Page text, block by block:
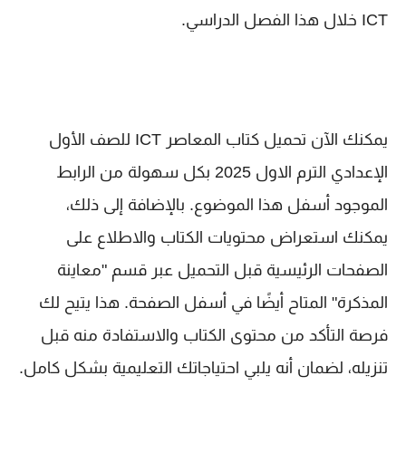
ICT خلال هذا الفصل الدراسي.
يمكنك الآن تحميل كتاب المعاصر ICT للصف الأول
الإعدادي الترم الاول 2025 بكل سهولة من الرابط
الموجود أسفل هذا الموضوع. بالإضافة إلى ذلك،
يمكنك استعراض محتويات الكتاب والاطلاع على
الصفحات الرئيسية قبل التحميل عبر قسم "معاينة
المذكرة" المتاح أيضًا في أسفل الصفحة. هذا يتيح لك
فرصة التأكد من محتوى الكتاب والاستفادة منه قبل
تنزيله، لضمان أنه يلبي احتياجاتك التعليمية بشكل كامل.